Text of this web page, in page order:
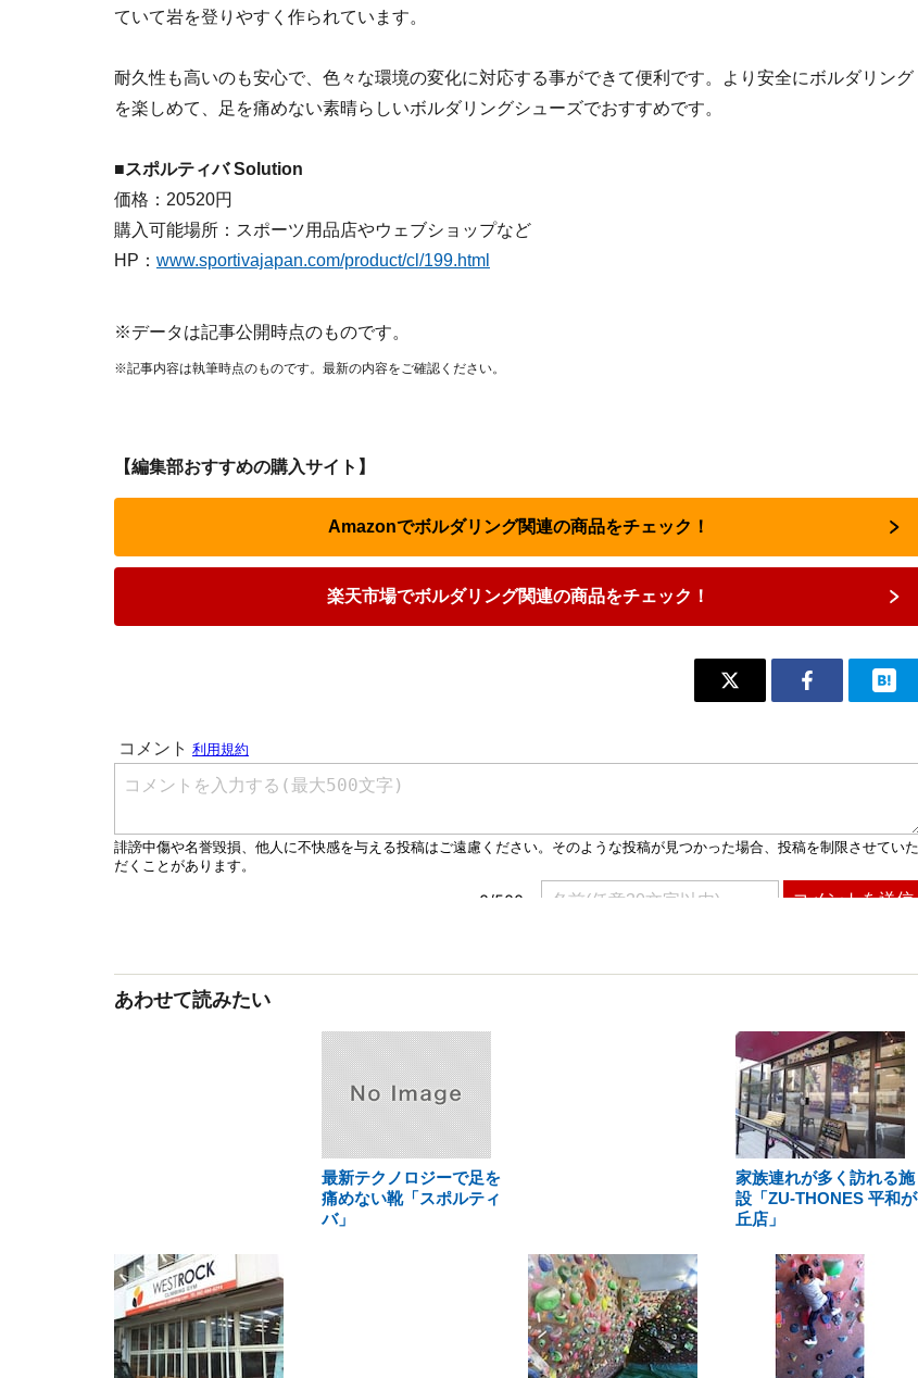
ていて岩を登りやすく作られています。
耐久性も高いのも安心で、色々な環境の変化に対応する事ができて便利です。より安全にボルダリング
を楽しめて、足を痛めない素晴らしいボルダリングシューズでおすすめです。
■スポルティバ Solution
価格：20520円
購入可能場所：スポーツ用品店やウェブショップなど
HP： www.sportivajapan.com/product/cl/199.html
※データは記事公開時点のものです。
※記事内容は執筆時点のものです。最新の内容をご確認ください。
【編集部おすすめの購入サイト】
Amazonでボルダリング関連の商品をチェック！
楽天市場でボルダリング関連の商品をチェック！
あわせて読みたい
最新テクノロジーで足を
痛めない靴「スポルティ
バ」
家族連れが多く訪れる施
設「ZU-THONES 平和が
丘店」